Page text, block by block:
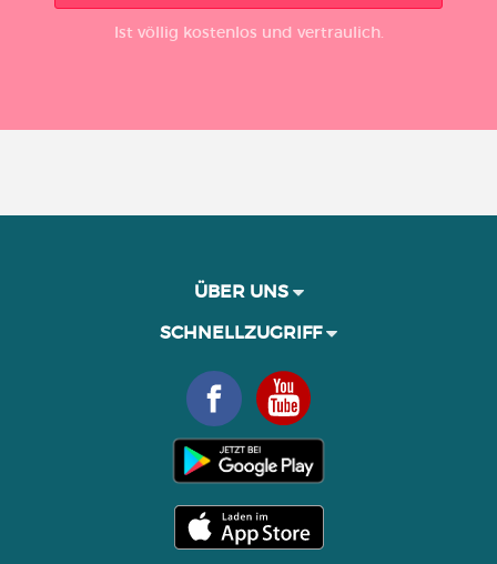
Ist völlig kostenlos und vertraulich.
ÜBER UNS
SCHNELLZUGRIFF